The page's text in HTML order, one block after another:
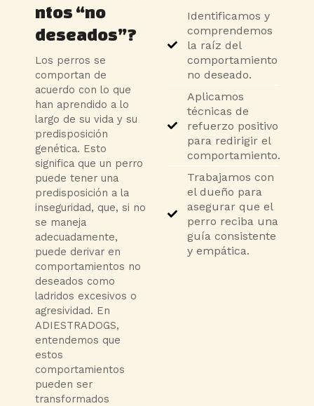
ntos “no
deseados”?
Los perros se
comportan de
acuerdo con lo que
han aprendido a lo
largo de su vida y su
predisposición
genética. Esto
significa que un perro
puede tener una
predisposición a la
inseguridad, que, si no
se maneja
adecuadamente,
puede derivar en
comportamientos no
deseados como
ladridos excesivos o
agresividad. En
ADIESTRADOGS,
entendemos que
estos
comportamientos
pueden ser
transformados
Identificamos y
comprendemos
la raíz del
comportamiento
no deseado.
Aplicamos
técnicas de
refuerzo positivo
para redirigir el
comportamiento.
Trabajamos con
el dueño para
asegurar que el
perro reciba una
guía consistente
y empática.